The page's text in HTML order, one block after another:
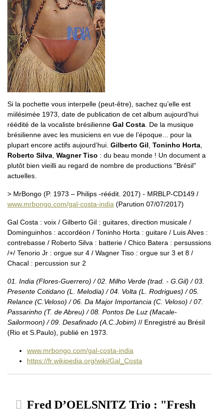
Si la pochette vous interpelle (peut-être), sachez qu’elle est
miilésimée 1973, date de publication de cet album aujourd’hui
réédité de la vocaliste brésilienne Gal Costa. De la musique
brésilienne avec les musiciens en vue de l’époque... pour la
plupart encore actifs aujourd’hui. Gilberto Gil, Toninho Horta,
Roberto Silva, Wagner Tiso : du beau monde ! Un document a
plutôt bien vieilli au regard de nombre de productions "Brésil"
actuelles.
> MrBongo (P. 1973 – Philips -réédit. 2017) - MRBLP-CD149 /
www.mrbongo.com/gal-costa-india (Parution 07/07/2017)
Gal Costa : voix / Gilberto Gil : guitares, direction musicale /
Dominguinhos : accordéon / Toninho Horta : guitare / Luis Alves :
contrebasse / Roberto Silva : batterie / Chico Batera : persussions
/+/ Tenorio Jr : orgue sur 4 / Wagner Tiso : orgue sur 3 et 8 /
Chacal : percussion sur 2
01. India (Flores-Guerrero) / 02. Milho Verde (trad. - G.Gil) / 03.
Presente Cotidano (L. Melodia) / 04. Volta (L. Rodrigues) / 05.
Relance (C.Veloso) / 06. Da Major Importancia (C. Veloso) / 07.
Passarinho (T. de Abreu) / 08. Pontos De Luz (Macale-
Sailormoon) / 09. Desafinado (A.C.Jobim) // Enregistré au Brésil
(Rio et S.Paulo), publié en 1973.
www.mrbongo.com/gal-costa-india
https://fr.wikipedia.org/wiki/Gal_Costa
Fred D’OELSNITZ Trio : "Fresh